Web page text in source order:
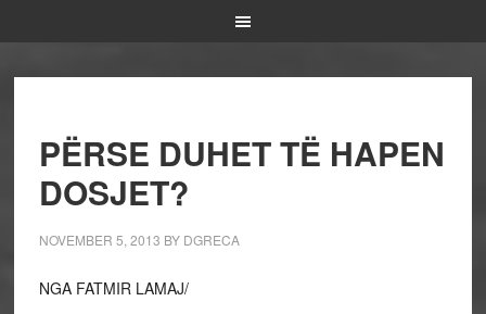
PËRSE DUHET TË HAPEN
DOSJET?
NOVEMBER 5, 2013 BY DGRECA
NGA FATMIR LAMAJ/